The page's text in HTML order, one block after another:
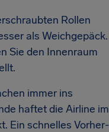
Rollen
als Weichgepäck.
Sie den Innenraum
immer ins
haftet die Airline im
Ein schnelles Vorher-